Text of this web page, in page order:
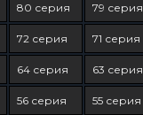
80 серия 79 серия
72 серия 71 серия
64 серия 63 серия
56 серия 55 серия